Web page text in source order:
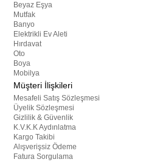
Beyaz Eşya
Mutfak
Banyo
Elektrikli Ev Aleti
Hırdavat
Oto
Boya
Mobilya
Müşteri İlişkileri
Mesafeli Satış Sözleşmesi
Üyelik Sözleşmesi
Gizlilik & Güvenlik
K.V.K.K Aydınlatma
Kargo Takibi
Alışverişsiz Ödeme
Fatura Sorgulama